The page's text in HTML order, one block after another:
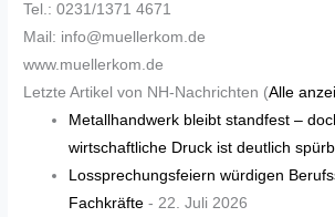
Tel.: 0231/1371 4671
Mail: info@muellerkom.de
www.muellerkom.de
Letzte Artikel von NH-Nachrichten (Alle
Metallhandwerk bleibt standfest –
wirtschaftliche Druck ist deutlich
Lossprechungsfeiern würdigen
Fachkräfte - 22. Juli 2026